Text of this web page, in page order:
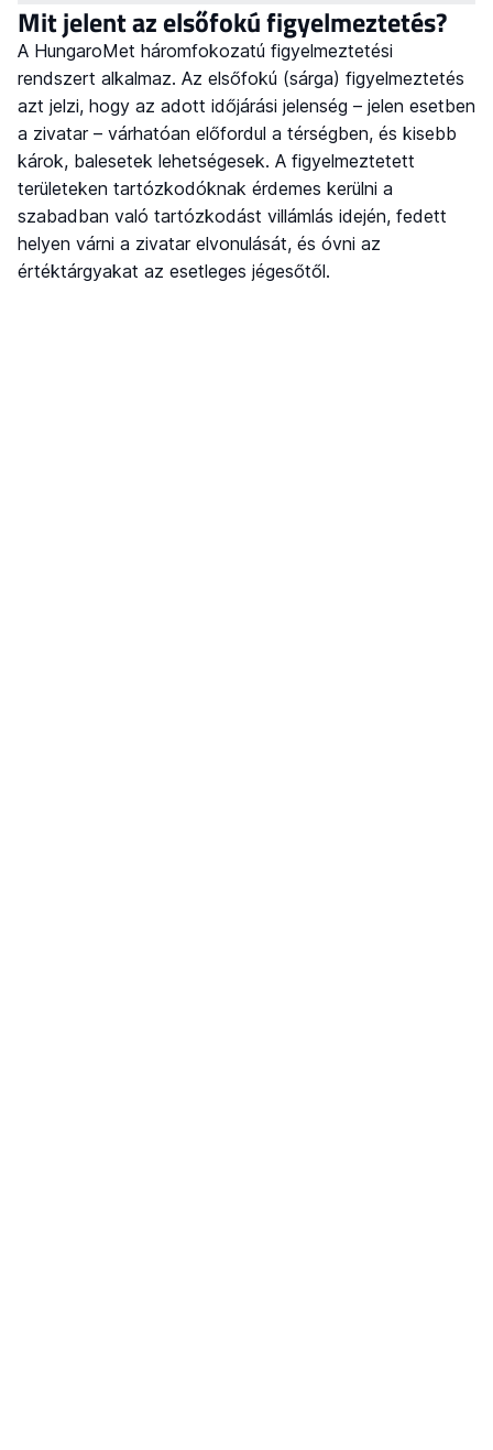
Mit jelent az elsőfokú figyelmeztetés?
A HungaroMet háromfokozatú figyelmeztetési
rendszert alkalmaz. Az elsőfokú (sárga) figyelmeztetés
azt jelzi, hogy az adott időjárási jelenség – jelen esetben
a zivatar – várhatóan előfordul a térségben, és kisebb
károk, balesetek lehetségesek. A figyelmeztetett
területeken tartózkodóknak érdemes kerülni a
szabadban való tartózkodást villámlás idején, fedett
helyen várni a zivatar elvonulását, és óvni az
értéktárgyakat az esetleges jégesőtől.